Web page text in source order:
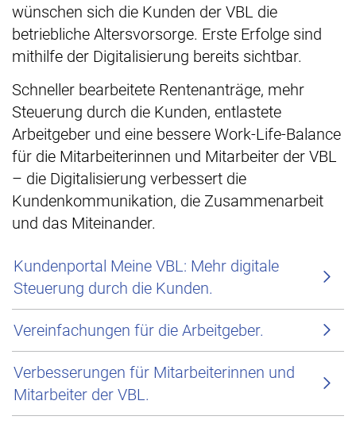
wünschen sich die Kunden der VBL die
betriebliche Altersvorsorge. Erste Erfolge sind
mithilfe der Digitalisierung bereits sichtbar.
Schneller bearbeitete Rentenanträge, mehr
Steuerung durch die Kunden, entlastete
Arbeitgeber und eine bessere Work-Life-Balance
für die Mitarbeiterinnen und Mitarbeiter der VBL
– die Digitalisierung verbessert die
Kundenkommunikation, die Zusammenarbeit
und das Miteinander.
Kundenportal Meine VBL: Mehr digitale
Steuerung durch die Kunden.
Vereinfachungen für die Arbeitgeber.
Verbesserungen für Mitarbeiterinnen und
Mitarbeiter der VBL.